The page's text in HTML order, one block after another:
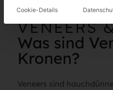
VENEERS
Was sind
Kronen?
Veneers sind
Cookie-Details